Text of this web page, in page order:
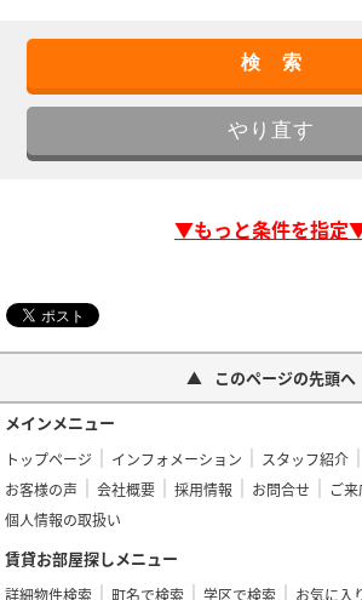
▼もっと条件を指定
このページの先頭へ
メインメニュー
トップページ インフォメーション スタッフ紹介
お客様の声
会社概要 採用情報 お問合せ
ご
個人情報の取扱い
賃貸お部屋探しメニュー
詳細物件検索 町名で検索 学区で検索 お気に入